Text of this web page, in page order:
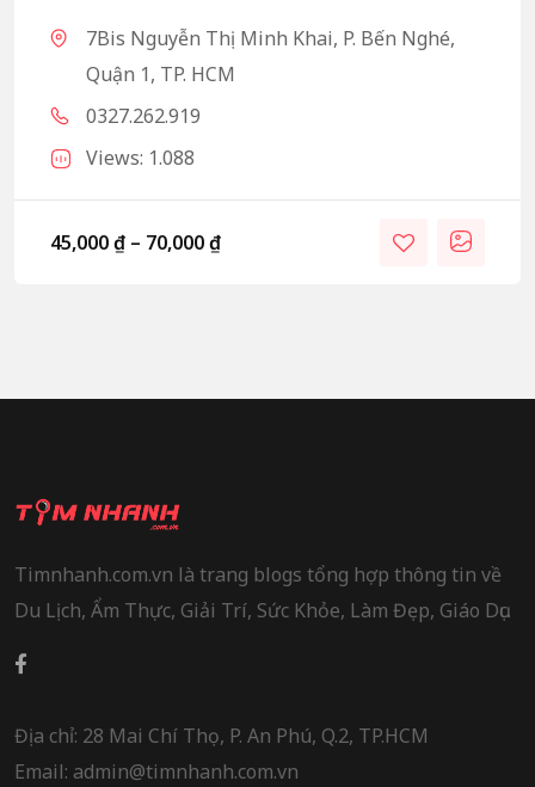
7Bis Nguyễn Thị Minh Khai, P. Bến Nghé,
Quận 1, TP. HCM
0327.262.919
Views: 1.088
45,000₫ – 70,000₫
Timnhanh.com.vn là trang blogs tổng hợp thông tin về
Du Lịch, Ẩm Thực, Giải Trí, Sức Khỏe, Làm Đẹp, Giáo Dục.
Địa chỉ: 28 Mai Chí Thọ, P. An Phú, Q.2, TP.HCM
Email: admin@timnhanh.com.vn